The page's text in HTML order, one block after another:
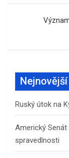
Ruský útok na
Americký
spravedlnosti